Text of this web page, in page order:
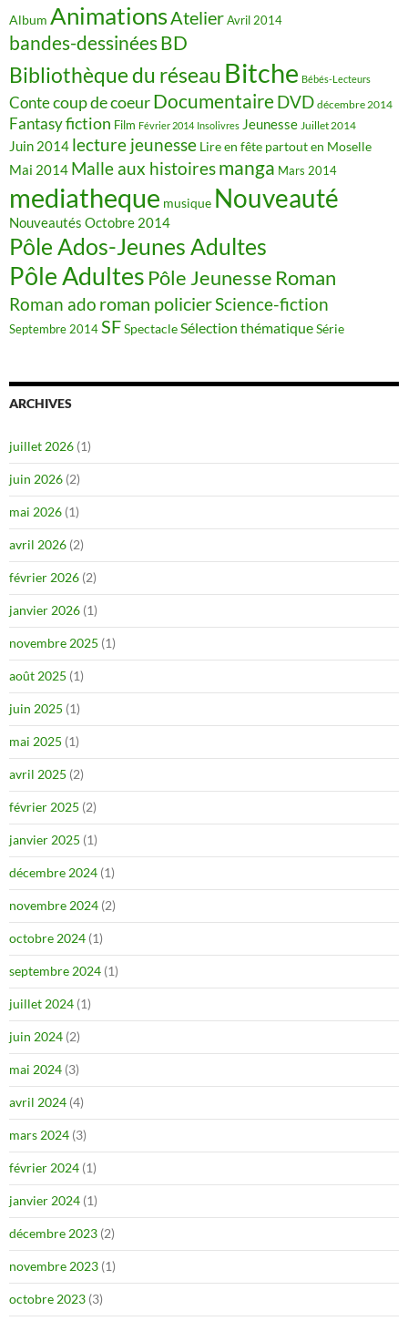
Album AnimationsAtelierAvril 2014
bandes-dessinéesBD
Bibliothèque du réseau Bitche Bébés-Lecteurs
Contecoup de coeurDocumentaireDVD décembre 2014
Fantasyfiction Film Février 2014 Insolivres Jeunesse Juillet 2014
Juin 2014 lecture jeunesse Lire en fête partout en Moselle
Mai 2014 Malle aux histoiresmanga Mars 2014
mediatheque musique Nouveauté
Nouveautés Octobre 2014
Pôle Ados-Jeunes Adultes
Pôle Adultes Pôle Jeunesse Roman
Roman ado roman policierScience-fiction
Septembre 2014SFSpectacleSélection thématiqueSérie
ARCHIVES
juillet 2026 (1)
juin 2026 (2)
mai 2026 (1)
avril 2026 (2)
février 2026 (2)
janvier 2026 (1)
novembre 2025 (1)
août 2025 (1)
juin 2025 (1)
mai 2025 (1)
avril 2025 (2)
février 2025 (2)
janvier 2025 (1)
décembre 2024 (1)
novembre 2024 (2)
octobre 2024 (1)
septembre 2024 (1)
juillet 2024 (1)
juin 2024 (2)
mai 2024 (3)
avril 2024 (4)
mars 2024 (3)
février 2024 (1)
janvier 2024 (1)
décembre 2023 (2)
novembre 2023 (1)
octobre 2023 (3)